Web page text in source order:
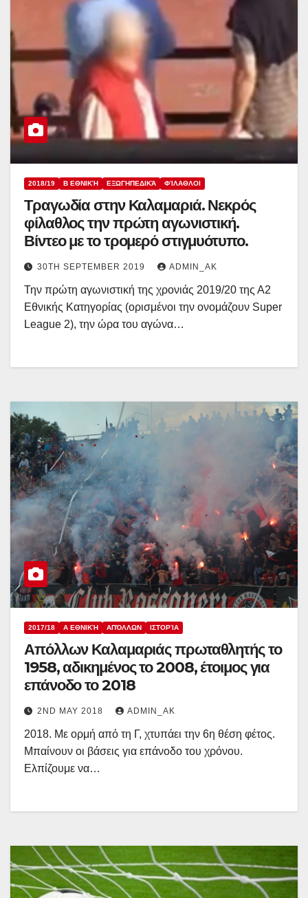
2018/19 Β ΕΘΝΙΚΉ ΕΞΩΓΗΠΕΔΙΚΆ ΦΊΛΑΘΛΟΙ
Τραγωδία στην Καλαμαριά. Νεκρός
φίλαθλος την πρώτη αγωνιστική.
Βίντεο με το τρομερό στιγμυότυπο.
30TH SEPTEMBER 2019 ADMIN_AK
Την πρώτη αγωνιστική της χρονιάς 2019/20 της Α2
Εθνικής Κατηγορίας (ορισμένοι την ονομάζουν Super
League 2), την ώρα του αγώνα…
2017/18 Α ΕΘΝΙΚΉ ΑΠΌΛΛΩΝ ΙΣΤΟΡΊΑ
Απόλλων Καλαμαριάς πρωταθλητής το
1958, αδικημένος το 2008, έτοιμος για
επάνοδο το 2018
2ND MAY 2018 ADMIN_AK
2018. Με ορμή από τη Γ, χτυπάει την 6η θέση φέτος.
Μπαίνουν οι βάσεις για επάνοδο του χρόνου.
Ελπίζουμε να…